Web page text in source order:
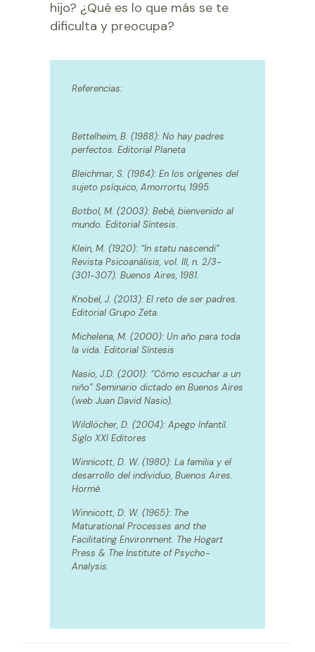
hijo? ¿Qué es lo que más se te
dificulta y preocupa?
Referencias:
Bettelheim, B. (1988): No hay padres
perfectos. Editorial Planeta
Bleichmar, S. (1984): En los orígenes del
sujeto psíquico, Amorrortu, 1995.
Botbol, M. (2003): Bebé, bienvenido al
mundo. Editorial Síntesis.
Klein, M. (1920): “In statu nascendi”
Revista Psicoanálisis, vol. III, n. 2/3-
(301-307). Buenos Aires, 1981.
Knobel, J. (2013): El reto de ser padres.
Editorial Grupo Zeta.
Michelena, M. (2000): Un año para toda
la vida. Editorial Síntesis
Nasio, J.D. (2001): “Cómo escuchar a un
niño” Seminario dictado en Buenos Aires
(web Juan David Nasio).
Wildlöcher, D. (2004): Apego Infantil.
Siglo XXI Editores
Winnicott, D. W. (1980): La familia y el
desarrollo del individuo, Buenos Aires.
Hormé.
Winnicott, D. W. (1965): The
Maturational Processes and the
Facilitating Environment. The Hogart
Press & The Institute of Psycho-
Analysis.